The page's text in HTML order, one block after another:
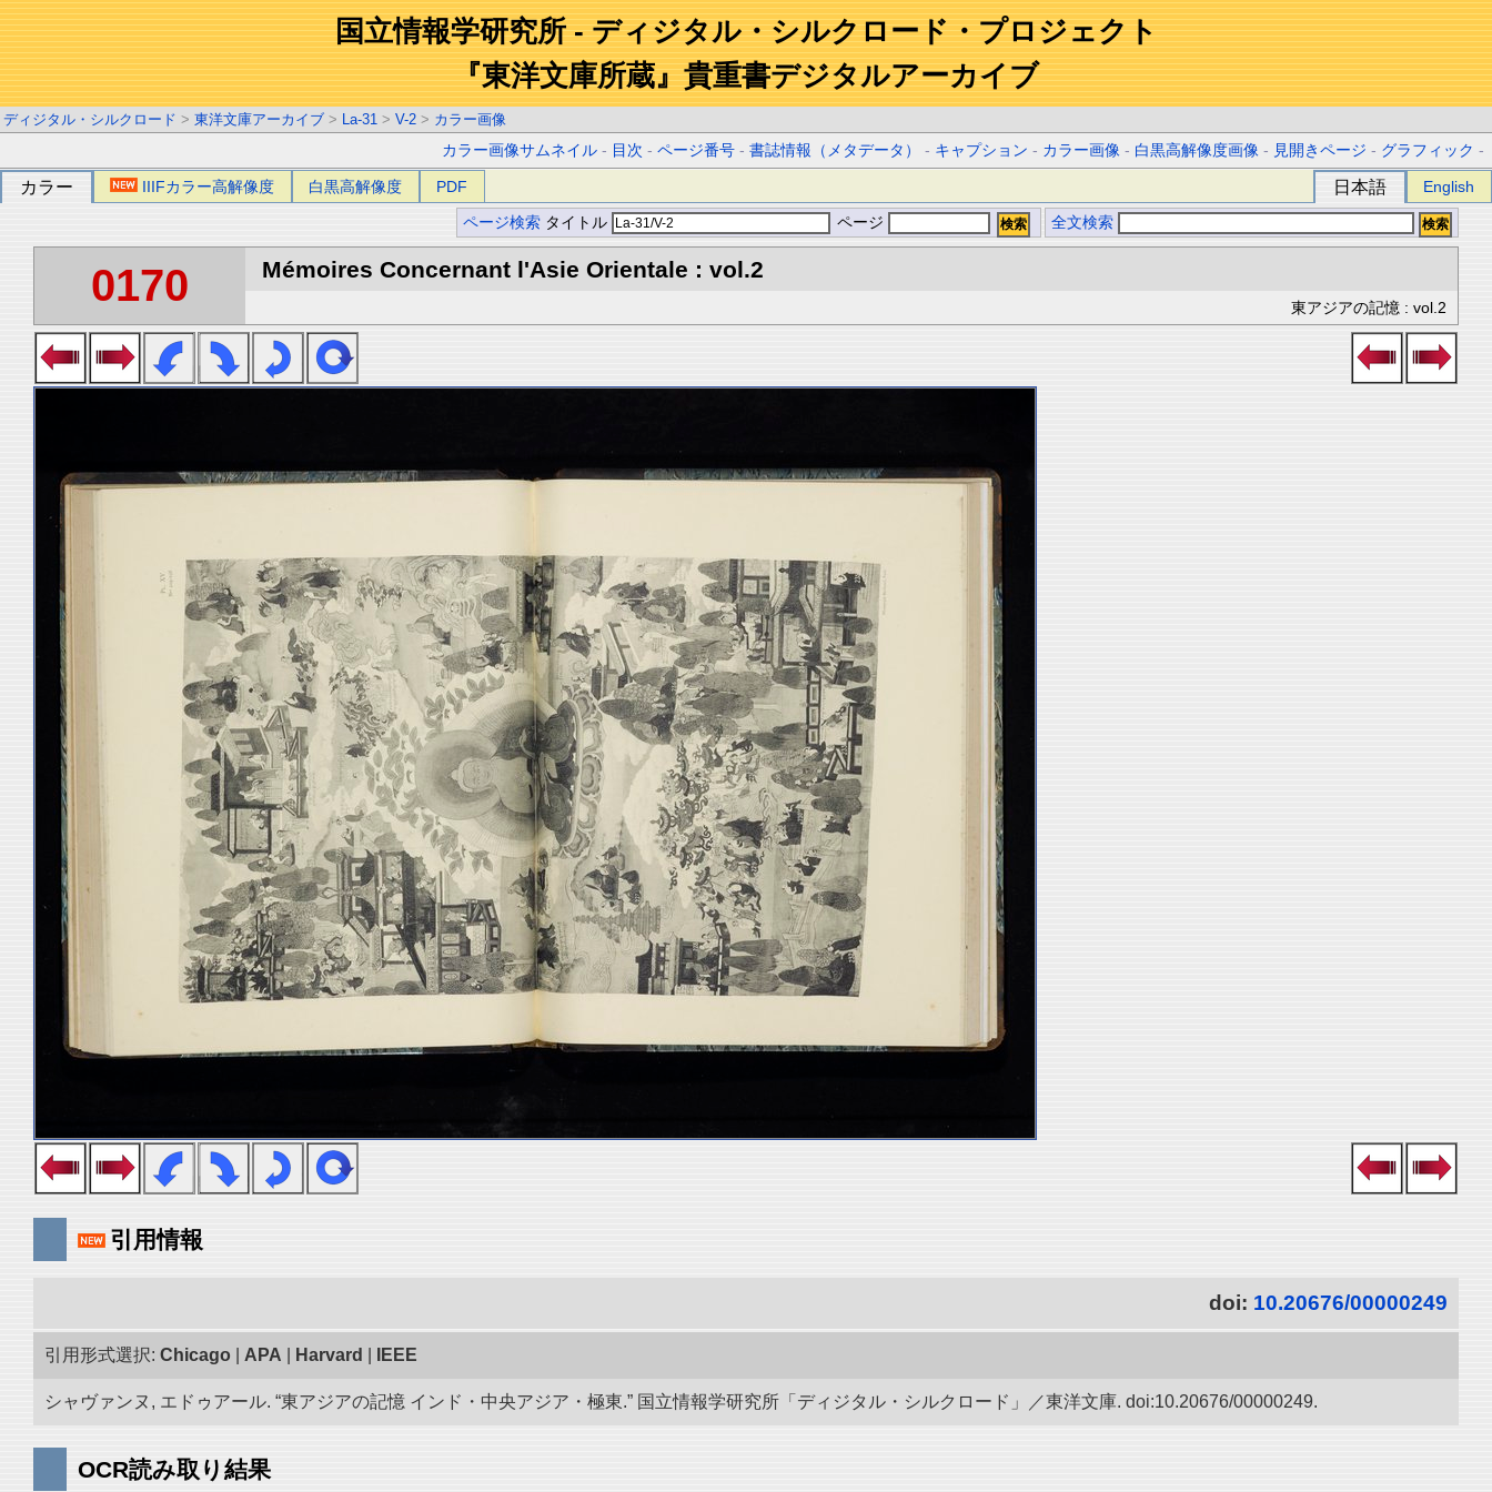
国立情報学研究所 - ディジタル・シルクロード・プロジェクト
『東洋文庫所蔵』貴重書デジタルアーカイブ
ディジタル・シルクロード > 東洋文庫アーカイブ > La-31 > V-2 > カラー画像
カラー画像サムネイル - 目次 -ページ番号 -書誌情報（メタデータ） - キャプション - カラー画像 - 白黒高解像度画像 - 見開きページ - グラフィック -
カラー IIIFカラー高解像度 白黒高解像度 PDF 日本語 English
ページ検索 タイトル ページ 全文検索
0170 Mémoires Concernant l'Asie Orientale : vol.2
東アジアの記憶 : vol.2
引用情報
doi: 10.20676/00000249
引用形式選択: Chicago APA Harvard IEEE
シャヴァンヌ, エドゥアール. “東アジアの記憶 インド・中央アジア・極東.” 国立情報学研究所「ディジタル・シルクロード」／東洋文庫. doi:10.20676/00000249.
OCR読み取り結果